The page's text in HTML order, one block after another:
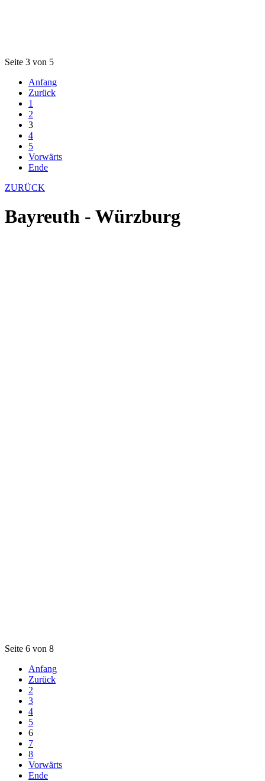
Seite 3 von 5
Anfang
Zurück
1
2
3
4
5
Vorwärts
Ende
ZURÜCK
Bayreuth - Würzburg
Seite 6 von 8
Anfang
Zurück
2
3
4
5
6
7
8
Vorwärts
Ende